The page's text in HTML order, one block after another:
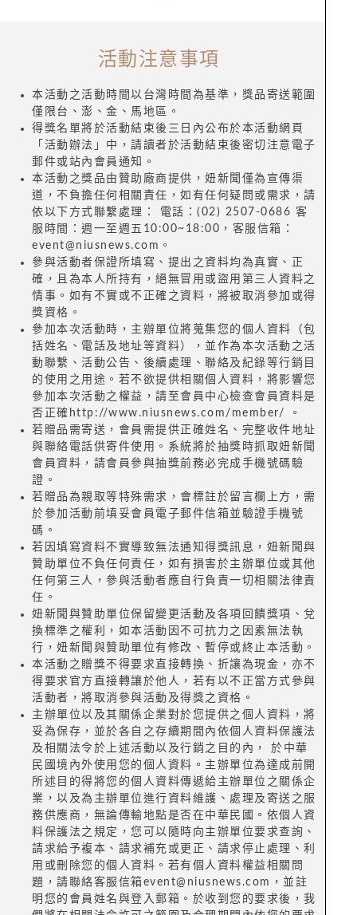
活動注意事項
本活動之活動時間以台灣時間為基準，獎品寄送範圍
僅限台、澎、金、馬地區。
得獎名單將於活動結束後三日內公布於本活動網頁
「活動辦法」中，請讀者於活動結束後密切注意電子
郵件或站內會員通知。
本活動之獎品由贊助廠商提供，妞新聞僅為宣傳渠
道，不負擔任何相關責任，如有任何疑問或需求，請
依以下方式聯繫處理： 電話：(02) 2507-0686 客
服時間：週一至週五10:00~18:00，客服信箱：
event@niusnews.com。
參與活動者保證所填寫、提出之資料均為真實、正
確，且為本人所持有，絕無冒用或盜用第三人資料之
情事。如有不實或不正確之資料，將被取消參加或得
獎資格。
參加本次活動時，主辦單位將蒐集您的個人資料（包
括姓名、電話及地址等資料），並作為本次活動之活
動聯繫、活動公告、後續處理、聯絡及紀錄等行銷目
的使用之用途。若不欲提供相關個人資料，將影響您
參加本次活動之權益，請至會員中心檢查會員資料是
否正確http://www.niusnews.com/member/ 。
若贈品需寄送，會員需提供正確姓名、完整收件地址
與聯絡電話供寄件使用。系統將於抽獎時抓取妞新聞
會員資料，請會員參與抽獎前務必完成手機號碼驗
證。
若贈品為親取等特殊需求，會標註於留言欄上方，需
於參加活動前填妥會員電子郵件信箱並驗證手機號
碼。
若因填寫資料不實導致無法通知得獎訊息，妞新聞與
贊助單位不負任何責任，如有損害於主辦單位或其他
任何第三人，參與活動者應自行負責一切相關法律責
任。
妞新聞與贊助單位保留變更活動及各項回饋獎項、兌
換標準之權利，如本活動因不可抗力之因素無法執
行，妞新聞與贊助單位有修改、暫停或終止本活動。
本活動之贈獎不得要求直接轉換、折讓為現金，亦不
得要求官方直接轉讓於他人，若有以不正當方式參與
活動者，將取消參與活動及得獎之資格。
主辦單位以及其關係企業對於您提供之個人資料，將
妥為保存，並於各自之存續期間內依個人資料保護法
及相關法令於上述活動以及行銷之目的內， 於中華
民國境內外使用您的個人資料。主辦單位為達成前開
所述目的得將您的個人資料傳遞給主辦單位之關係企
業，以及為主辦單位進行資料維護、處理及寄送之服
務供應商，無論傳輸地點是否在中華民國。依個人資
料保護法之規定，您可以隨時向主辦單位要求查詢、
請求給予複本、請求補充或更正、請求停止處理、利
用或刪除您的個人資料。若有個人資料權益相關問
題，請聯絡客服信箱event@niusnews.com，並註
明您的會員姓名與登入郵箱。於收到您的要求後，我